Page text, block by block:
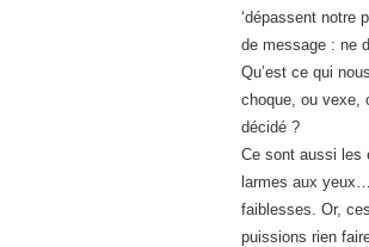
‘dépassent notre
de message : ne
Qu’est ce qui
choque, ou vexe,
décidé ?
Ce sont aussi les
larmes aux
faiblesses. Or,
puissions rien